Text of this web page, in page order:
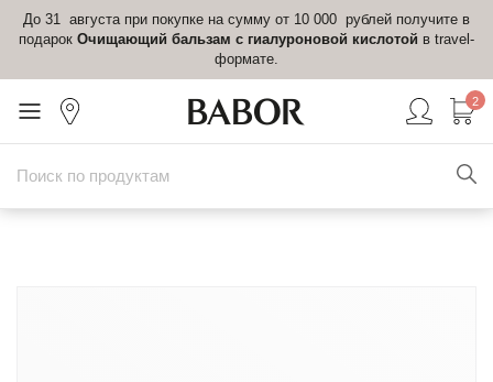
До 31 августа при покупке на сумму от 10 000 рублей получите в
подарок Очищающий бальзам с гиалуроновой кислотой в travel-
формате.
2